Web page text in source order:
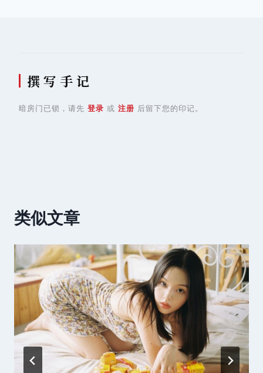
撰 写 手 记
暗房门已锁，请先 登录 或 注册 后留下您的印记。
类似文章